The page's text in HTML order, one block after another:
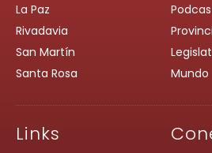
La Paz
Rivadavia
San Martín
Santa Rosa
Mundo
Links